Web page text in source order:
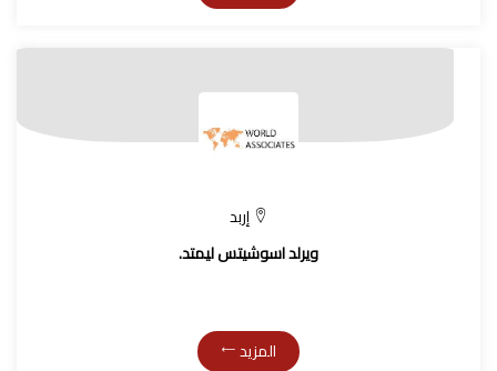
إربد
ويرلد اسوشيتس ليمتد.
المزيد